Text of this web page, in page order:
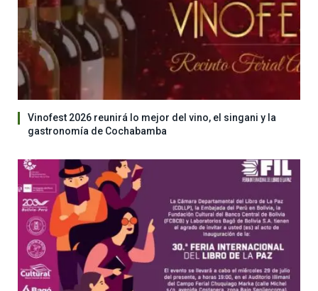
Vinofest 2026 reunirá lo mejor del vino, el singani y la
gastronomía de Cochabamba